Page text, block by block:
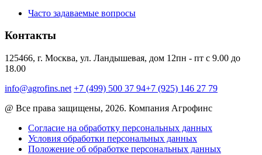
Часто задаваемые вопросы
Контакты
125466, г. Москва, ул. Ландышевая, дом 12пн - пт с 9.00 до
18.00
info@agrofins.net +7 (499) 500 37 94+7 (925) 146 27 79
@ Все права защищены, 2026. Компания Агрофинс
Согласие на обработку персональных данных
Условия обработки персональных данных
Положение об обработке персональных данных